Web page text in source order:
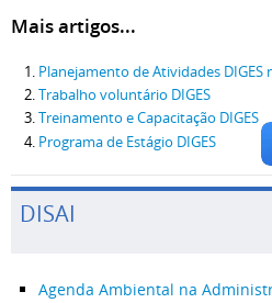
Mais artigos...
Planejamento de Atividades
Trabalho voluntário DIGES
Treinamento e Capacitação DIGES
Programa de Estágio DIGES
DISAI
Agenda Ambiental na